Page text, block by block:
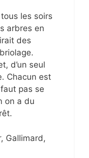
les soirs
arbres en
des
d’un seul
Chacun est
pas se
on a du
, Gallimard,